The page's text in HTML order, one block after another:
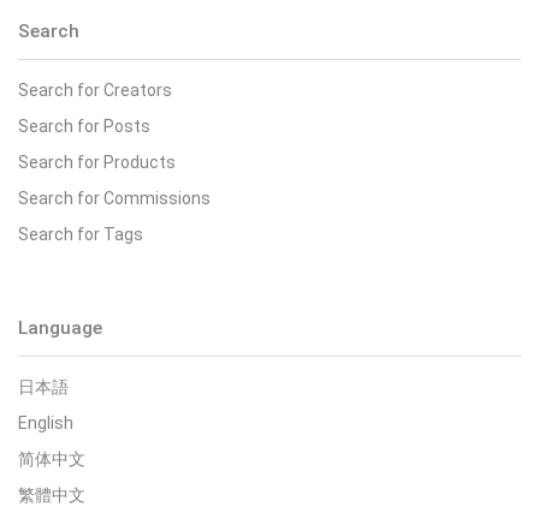
Search
Search for Creators
Search for Posts
Search for Products
Search for Commissions
Search for Tags
Language
日本語
English
简体中文
繁體中文